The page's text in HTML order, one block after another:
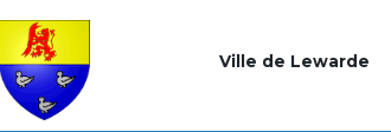
Ville de Lewarde